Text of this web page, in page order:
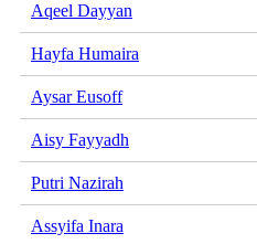
Aqeel Dayyan
Hayfa Humaira
Aysar Eusoff
Aisy Fayyadh
Putri Nazirah
Assyifa Inara